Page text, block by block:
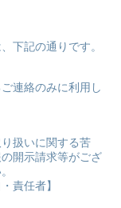
下記の通りです。
連絡のみに利用し
扱いに関する苦
開示請求等がござ
責任者】